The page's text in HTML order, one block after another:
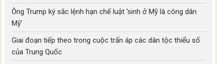
Ông Trump ký sắc lệnh hạn chế luật ‘sinh ở Mỹ là công dân
Mỹ’
Giai đoạn tiếp theo trong cuộc trấn áp các dân tộc thiểu số
của Trung Quốc